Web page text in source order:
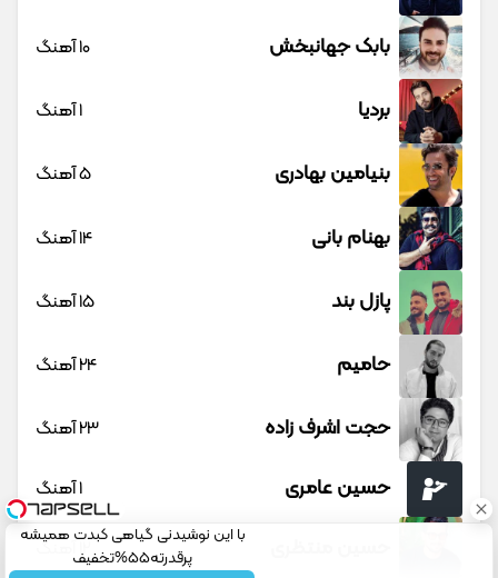
بابک جهانبخش 10 آهنگ
بردیا 1 آهنگ
بنیامین بهادری 5 آهنگ
بهنام بانی 14 آهنگ
پازل بند 15 آهنگ
حامیم 24 آهنگ
حجت اشرف زاده 23 آهنگ
حسین عامری 1 آهنگ
12 آهنگ
با این نوشیدنی گیاهی کبدت همیشه
پرقدرته55%تخفیف